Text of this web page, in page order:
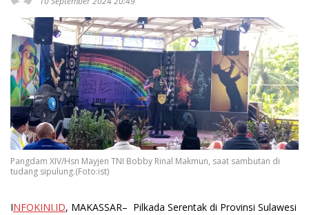
Pangdam XIV/Hsn Mayjen TNI Bobby Rinal Makmun, saat sambutan di
tudang sipulung.(Foto:ist)
INFOKINI.ID, MAKASSAR– Pilkada Serentak di Provinsi Sulawesi